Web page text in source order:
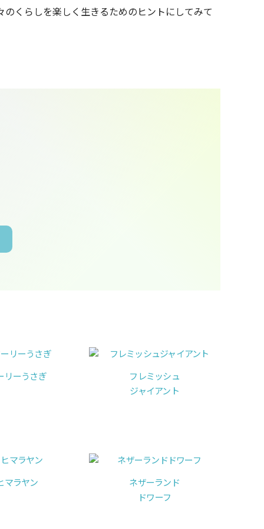
くらしを楽しく生きるためのヒントにしてみて
リーうさぎ
フレミッシュ
ジャイアント
マラヤン
ネザーランド
ドワーフ